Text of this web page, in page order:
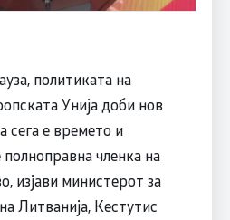
политиката на
Унија доби нов
сега е времето и
членка на
изјави министерот за
Литванија, Кестутис